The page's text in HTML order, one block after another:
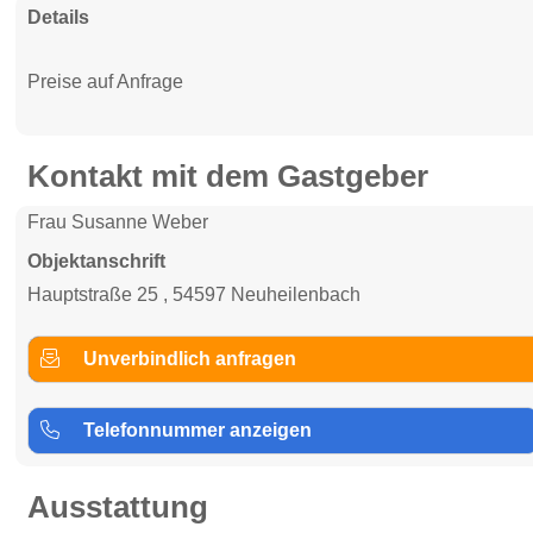
Details
Preise auf Anfrage
Kontakt mit dem Gastgeber
Frau Susanne Weber
Objektanschrift
Hauptstraße 25 , 54597 Neuheilenbach
Unverbindlich anfragen
Telefonnummer anzeigen
Ausstattung